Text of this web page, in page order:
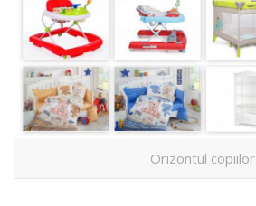
Orizontul copiilor